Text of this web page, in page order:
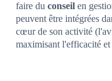
faire du conseil en
peuvent être intégrées
cœur de son activité
maximisant l'efficacité et